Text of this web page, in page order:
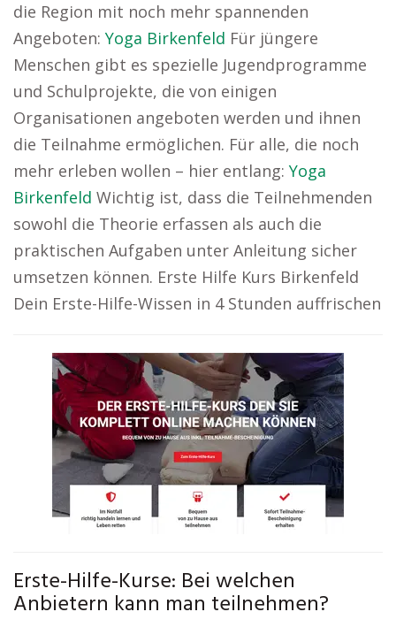
die Region mit noch mehr spannenden
Angeboten: Yoga Birkenfeld Für jüngere
Menschen gibt es spezielle Jugendprogramme
und Schulprojekte, die von einigen
Organisationen angeboten werden und ihnen
die Teilnahme ermöglichen. Für alle, die noch
mehr erleben wollen – hier entlang: Yoga
Birkenfeld Wichtig ist, dass die Teilnehmenden
sowohl die Theorie erfassen als auch die
praktischen Aufgaben unter Anleitung sicher
umsetzen können. Erste Hilfe Kurs Birkenfeld
Dein Erste-Hilfe-Wissen in 4 Stunden auffrischen
Erste-Hilfe-Kurse: Bei welchen
Anbietern kann man teilnehmen?